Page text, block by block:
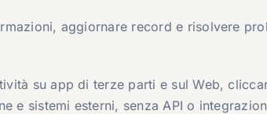
aggiornare record e risolvere
su app di terze parti e sul Web,
e sistemi esterni, senza API o